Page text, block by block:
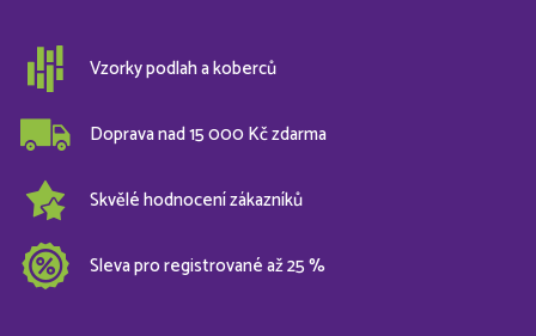
Vzorky podlah a koberců
Doprava nad 15 000 Kč zdarma
Skvělé hodnocení zákazníků
Sleva pro registrované až 25 %